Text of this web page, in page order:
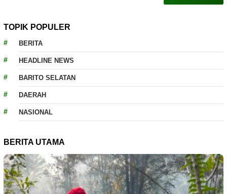
TOPIK POPULER
BERITA
HEADLINE NEWS
BARITO SELATAN
DAERAH
NASIONAL
BERITA UTAMA